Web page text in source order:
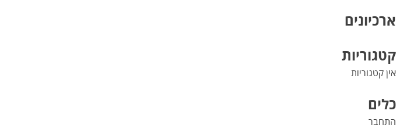
ארכיונים
קטגוריות
אין קטגוריות
כלים
התחבר